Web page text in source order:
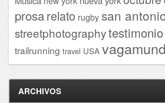
prosarelato rugby san
streetphotographytestimonio
trailrunning travel USA
ARCHIVOS